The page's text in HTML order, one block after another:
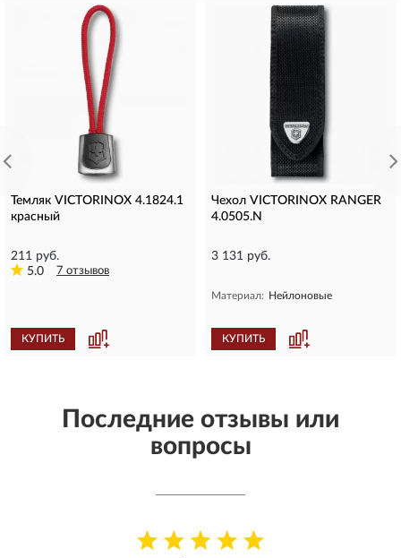
Темляк VICTORINOX 4.1824.1
красный
211 руб.
5.0
7 отзывов
КУПИТЬ
Чехол VICTORINOX RANGER
4.0505.N
3 131 руб.
Материал: Нейлоновые
КУПИТЬ
Последние отзывы или
вопросы